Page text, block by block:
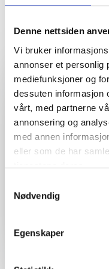
Denne nettsiden
Vi bruker
annonser et personlig
mediefunksjoner og
dessuten informasjon
vårt, med partnerne
annonsering og
med annen
eller som de har
tjenestene deres.
Nødvendig
Egenskaper
3-soners klima
12,3" touchscreen
Bluetooth
Sort Optik
Parkeringskamera foran og bak
14. AUGUST 2026